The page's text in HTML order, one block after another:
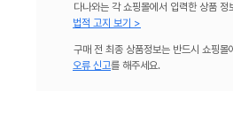
다나와는 각 쇼핑몰에서 입력한 상품
법적 고지 보기 >
구매 전 최종 상품정보는 반드시 쇼핑
오류 신고를 해주세요.